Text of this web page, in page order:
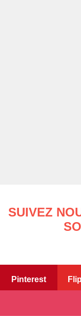
SUIVEZ
Pinterest